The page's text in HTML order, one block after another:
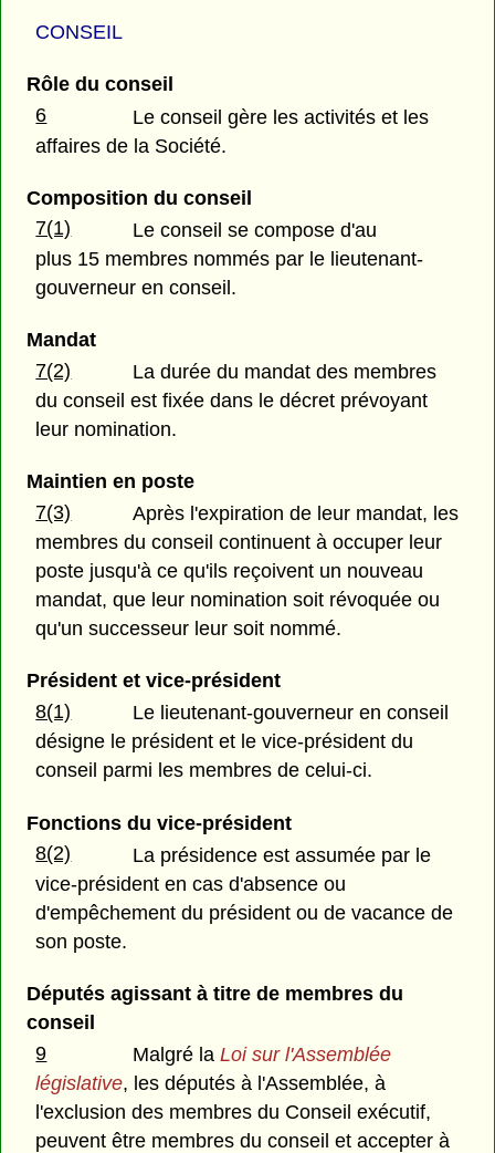
CONSEIL
Rôle du conseil
6
Le conseil gère les activités et les
affaires de la Société.
Composition du conseil
7(1)
Le conseil se compose d'au
plus 15 membres nommés par le lieutenant-
gouverneur en conseil.
Mandat
7(2)
La durée du mandat des membres
du conseil est fixée dans le décret prévoyant
leur nomination.
Maintien en poste
7(3)
Après l'expiration de leur mandat, les
membres du conseil continuent à occuper leur
poste jusqu'à ce qu'ils reçoivent un nouveau
mandat, que leur nomination soit révoquée ou
qu'un successeur leur soit nommé.
Président et vice-président
8(1)
Le lieutenant-gouverneur en conseil
désigne le président et le vice-président du
conseil parmi les membres de celui-ci.
Fonctions du vice-président
8(2)
La présidence est assumée par le
vice-président en cas d'absence ou
d'empêchement du président ou de vacance de
son poste.
Députés agissant à titre de membres du
conseil
9
Malgré laLoi sur l'Assemblée
législative, les députés à l'Assemblée, à
l'exclusion des membres du Conseil exécutif,
peuvent être membres du conseil et accepter à